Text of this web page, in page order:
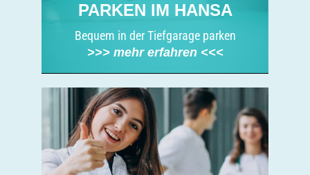
PARKEN IM HANSA
Bequem in der Tiefgarage parken
>>> mehr erfahren <<<